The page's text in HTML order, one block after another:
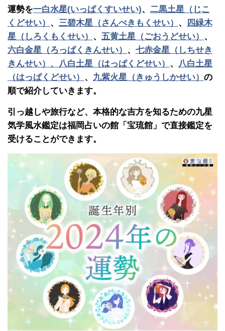
運勢を一白水星(いっぱくすいせい)、 二黒土星（じこ
くどせい） 、 三碧木星（さんぺきもくせい） 、
四緑木
星（しろくもくせい） 、 五黄土星（ごおうどせい） 、
六白金星（ろっぱくきんせい） 、 七赤金星（しちせき
きんせい）、八白土星（はっぱくどせい） 、 八白土星
（はっぱくどせい） 、 九紫火星（きゅうしかせい） の
順で紹介していきます。
引っ越しや旅行など、本格的な吉方を知るための九星
気学風水鑑定は福岡占いの館「宝琉館」で直接鑑定を
受けることができます。